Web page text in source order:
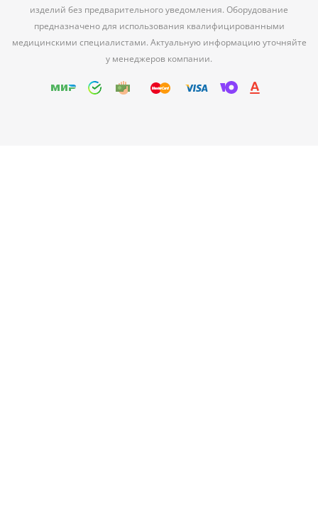
изделий без предварительного уведомления. Оборудование
предназначено для использования квалифицированными
медицинскими специалистами. Актуальную информацию уточняйте
у менеджеров компании.